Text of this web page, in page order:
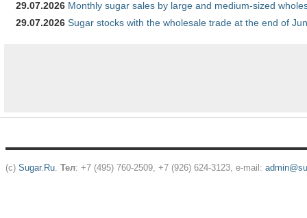
29.07.2026 Monthly sugar sales by large and medium-sized
29.07.2026 Sugar stocks with the wholesale trade at the end of
(c) Sugar.Ru. Тел: +7 (495) 760-2509, +7 (926) 624-3123, e-mail: